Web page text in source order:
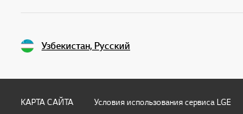
Узбекистан, Русский
КАРТА САЙТА Условия использования сервиса LGE